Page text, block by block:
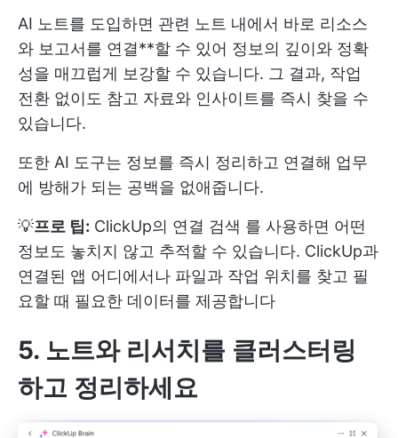
AI 노트를 도입하면 관련 노트 내에서 바로 리소스
와 보고서를 연결**할 수 있어 정보의 깊이와 정확
성을 매끄럽게 보강할 수 있습니다. 그 결과, 작업
전환 없이도 참고 자료와 인사이트를 즉시 찾을 수
있습니다.
또한 AI 도구는 정보를 즉시 정리하고 연결해 업무
에 방해가 되는 공백을 없애줍니다.
💡프로 팁: ClickUp의 연결 검색 를 사용하면 어떤
정보도 놓치지 않고 추적할 수 있습니다. ClickUp과
연결된 앱 어디에서나 파일과 작업 위치를 찾고 필
요할 때 필요한 데이터를 제공합니다
5. 노트와 리서치를 클러스터링
하고 정리하세요